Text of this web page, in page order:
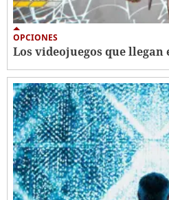
OPCIONES
Los videojuegos que llegan